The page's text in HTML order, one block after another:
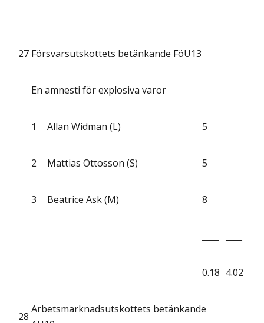
27 Försvarsutskottets betänkande FöU13
En amnesti för explosiva varor
1 Allan Widman (L) 5
2 Mattias Ottosson (S) 5
3 Beatrice Ask (M) 8
0.18 4.02
28
Arbetsmarknadsutskottets betänkande